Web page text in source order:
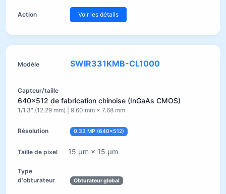
Voir les détails
SWIR331KMB-CL1000
640×512 de fabrication chinoise (InGaAs CMOS)
1/1.3" (12.29 mm) | 9.60 mm × 7.68 mm
0.33 MP (640×512)
15 µm × 15 µm
Obturateur global